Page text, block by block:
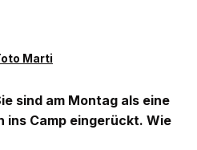
Marti
sind am Montag als eine
ins Camp eingerückt. Wie